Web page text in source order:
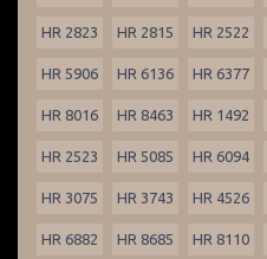
HR 2823 HR 2815 HR 2522
HR 5906 HR 6136 HR 6377
HR 8016 HR 8463 HR 1492
HR 2523 HR 5085 HR 6094
HR 3075 HR 3743 HR 4526
HR 6882 HR 8685 HR 8110